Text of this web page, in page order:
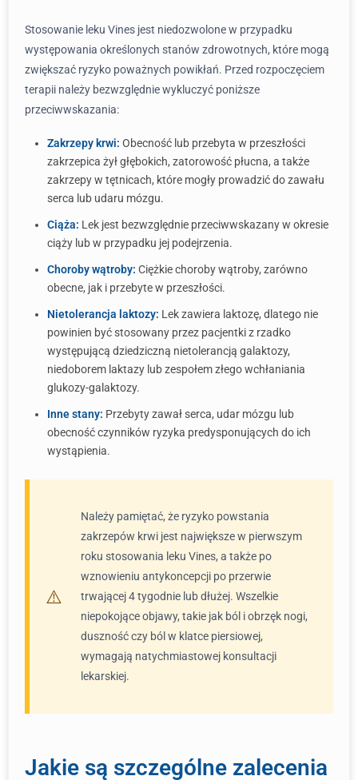
Stosowanie leku Vines jest niedozwolone w przypadku
występowania określonych stanów zdrowotnych, które mogą
zwiększać ryzyko poważnych powikłań. Przed rozpoczęciem
terapii należy bezwzględnie wykluczyć poniższe
przeciwwskazania:
Zakrzepy krwi: Obecność lub przebyta w przeszłości
zakrzepica żył głębokich, zatorowość płucna, a także
zakrzepy w tętnicach, które mogły prowadzić do zawału
serca lub udaru mózgu.
Ciąża: Lek jest bezwzględnie przeciwwskazany w okresie
ciąży lub w przypadku jej podejrzenia.
Choroby wątroby: Ciężkie choroby wątroby, zarówno
obecne, jak i przebyte w przeszłości.
Nietolerancja laktozy: Lek zawiera laktozę, dlatego nie
powinien być stosowany przez pacjentki z rzadko
występującą dziedziczną nietolerancją galaktozy,
niedoborem laktazy lub zespołem złego wchłaniania
glukozy-galaktozy.
Inne stany: Przebyty zawał serca, udar mózgu lub
obecność czynników ryzyka predysponujących do ich
wystąpienia.
Należy pamiętać, że ryzyko powstania
zakrzepów krwi jest największe w pierwszym
roku stosowania leku Vines, a także po
wznowieniu antykoncepcji po przerwie
trwającej 4 tygodnie lub dłużej. Wszelkie
niepokojące objawy, takie jak ból i obrzęk nogi,
duszność czy ból w klatce piersiowej,
wymagają natychmiastowej konsultacji
lekarskiej.
Jakie są szczególne zalecenia